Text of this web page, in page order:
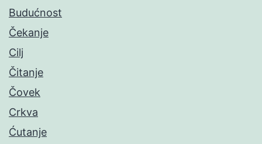
Budućnost
Čekanje
Cilj
Čitanje
Čovek
Crkva
Ćutanje